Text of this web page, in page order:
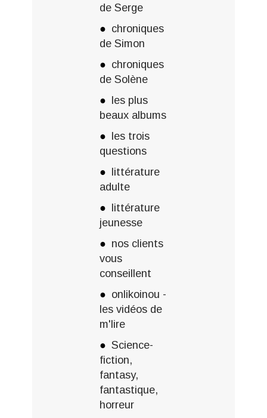
de Serge
chroniques
de Simon
chroniques
de Solène
les plus
beaux albums
les trois
questions
littérature
adulte
littérature
jeunesse
nos clients
vous
conseillent
onlikoinou -
les vidéos de
m'lire
Science-
fiction,
fantasy,
fantastique,
horreur